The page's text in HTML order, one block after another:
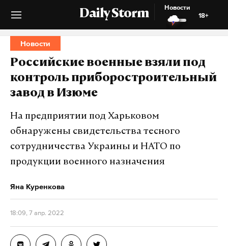
Daily Storm
Новости
18+
Новости
Российские военные взяли под
контроль приборостроительный
завод в Изюме
На предприятии под Харьковом
обнаружены свидетельства тесного
сотрудничества Украины и НАТО по
продукции военного назначения
Яна Куренкова
18:09, 7 апр. 2022